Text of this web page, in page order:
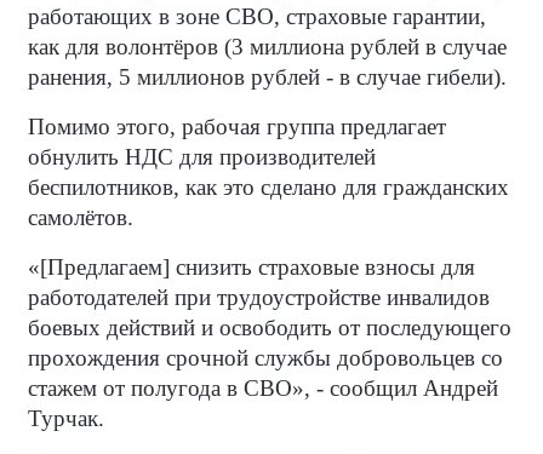
работающих в зоне СВО, страховые гарантии,
как для волонтёров (3 миллиона рублей в случае
ранения, 5 миллионов рублей - в случае гибели).
Помимо этого, рабочая группа предлагает
обнулить НДС для производителей
беспилотников, как это сделано для гражданских
самолётов.
«[Предлагаем] снизить страховые взносы для
работодателей при трудоустройстве инвалидов
боевых действий и освободить от последующего
прохождения срочной службы добровольцев со
стажем от полугода в СВО», - сообщил Андрей
Турчак.